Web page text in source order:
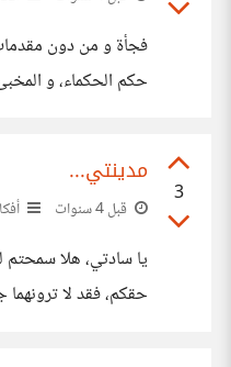
فجأة و من دون
حكم الحكماء، و
3
مدينتي...
قبل 4 سنوات
يا سادتي، هلا